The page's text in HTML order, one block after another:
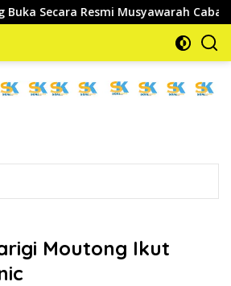
Resmi Musyawarah Cabang Ke-III
Moutong Ikut